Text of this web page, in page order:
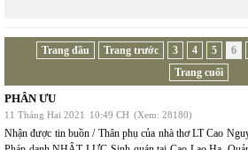
Trang đầu Trang trước 3 4 5 6
Trang cuối
PHÂN ƯU
11 Tháng Hai 2021 10:49 CH (Xem: 28180)
Nhận được tin buồn / Thân phụ của nhà thơ LT Cao